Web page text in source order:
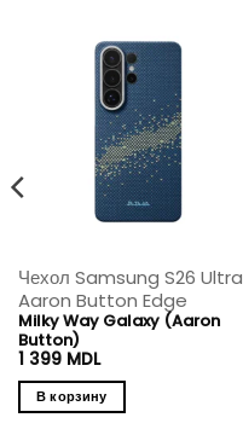
Чехол Samsung S26 Ultra
Aaron Button Edge
Milky Way Galaxy (Aaron
Button)
1 399 MDL
В корзину